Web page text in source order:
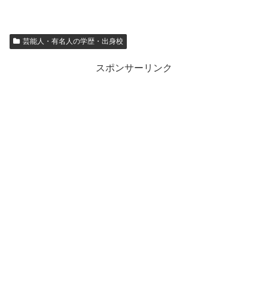
芸能人・有名人の学歴・出身校
スポンサーリンク